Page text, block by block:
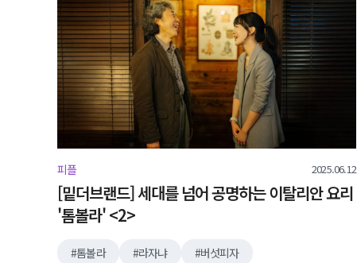
피플 2025.06.12
[밑더브랜드] 세대를 넘어 공명하는 이탈리안 요리
'톰볼라' <2>
톰볼라 라자냐 버섯피자